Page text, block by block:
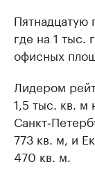
Пятнадцатую
где на 1 тыс.
офисных
Лидером
1,5 тыс. кв. м
773 кв. м, и
470 кв. м.